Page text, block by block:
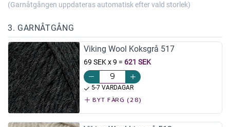
(Garnåtgången uppdateras automatisk efter vald storlek)
3. GARNÅTGÅNG
Viking Wool Koksgrå 517
69 SEK x 9 = 621 SEK
5-7 VARDAGAR
BYT FÄRG (28)